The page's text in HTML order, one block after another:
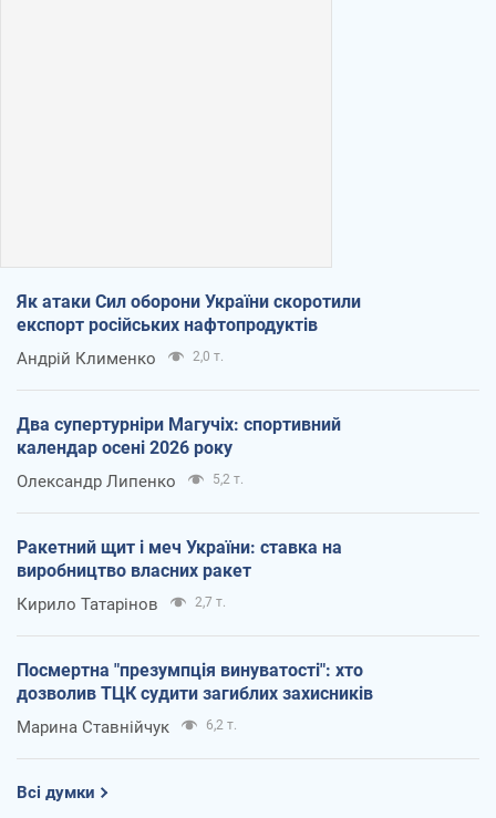
Як атаки Сил оборони України скоротили
експорт російських нафтопродуктів
Андрій Клименко 2,0 т.
Два супертурніри Магучіх: спортивний
календар осені 2026 року
Олександр Липенко 5,2 т.
Ракетний щит і меч України: ставка на
виробництво власних ракет
Кирило Татарінов 2,7 т.
Посмертна "презумпція винуватості": хто
дозволив ТЦК судити загиблих захисників
Марина Ставнійчук 6,2 т.
Всі думки